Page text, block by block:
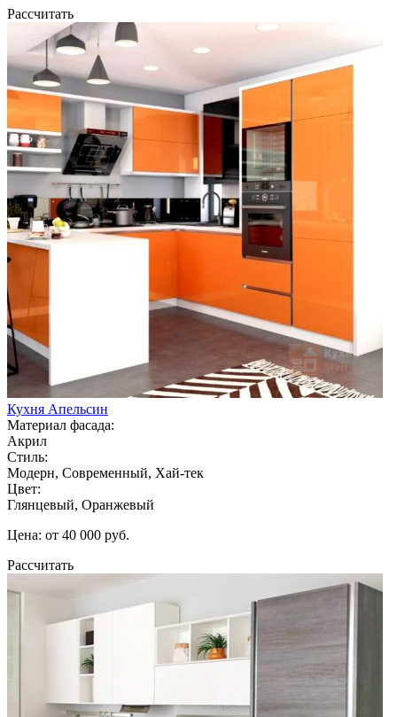
Рассчитать
Кухня Апельсин
Материал фасада:
Акрил
Стиль:
Модерн, Современный, Хай-тек
Цвет:
Глянцевый, Оранжевый
Цена: от 40 000 руб.
Рассчитать